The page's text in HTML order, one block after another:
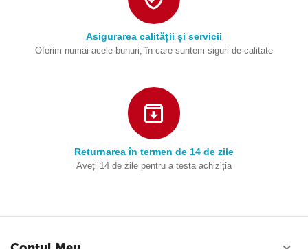
Asigurarea calității și servicii
Oferim numai acele bunuri, în care suntem siguri de calitate
Returnarea în termen de 14 de zile
Aveți 14 de zile pentru a testa achiziția